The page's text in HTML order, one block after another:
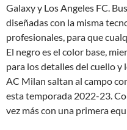
Galaxy y Los Angeles FC.
diseñadas con la misma
profesionales, para que
El negro es el color base,
para los detalles del cuello y
AC Milan saltan al campo
esta temporada 2022-23.
vez más con una primera